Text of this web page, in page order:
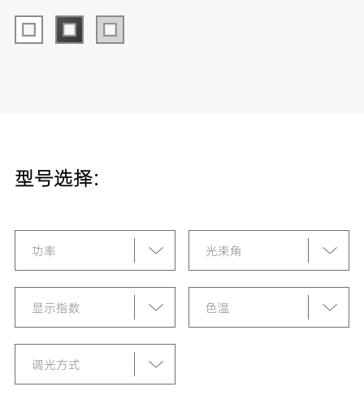
型号选择:
功率 光束角
显示指数 色温
调光方式